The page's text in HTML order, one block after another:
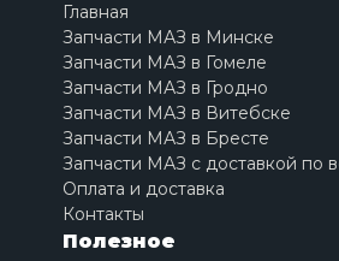
Главная
Запчасти МАЗ в Минске
Запчасти МАЗ в Гомеле
Запчасти МАЗ в Гродно
Запчасти МАЗ в Витебске
Запчасти МАЗ в Бресте
Запчасти МАЗ с доставкой по
Оплата и доставка
Контакты
Полезное